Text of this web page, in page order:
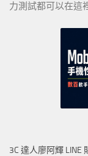
力測試都可以在這
3C 達人廖阿輝 LINE